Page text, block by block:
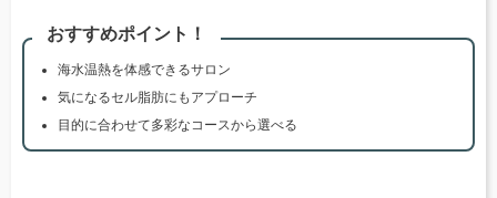
おすすめポイント！
海水温熱を体感できるサロン
気になるセル脂肪にもアプローチ
目的に合わせて多彩なコースから選べる